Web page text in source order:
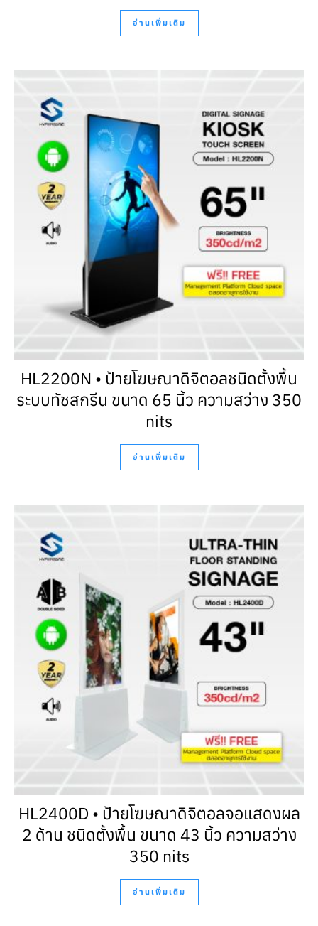
อ่านเพิ่มเติม
HL2200N • ป้ายโฆษณาดิจิตอลชนิดตั้งพื้น
ระบบทัชสกรีน ขนาด 65 นิ้ว ความสว่าง 350
nits
อ่านเพิ่มเติม
HL2400D • ป้ายโฆษณาดิจิตอลจอแสดงผล
2 ด้าน ชนิดตั้งพื้น ขนาด 43 นิ้ว ความสว่าง
350 nits
อ่านเพิ่มเติม